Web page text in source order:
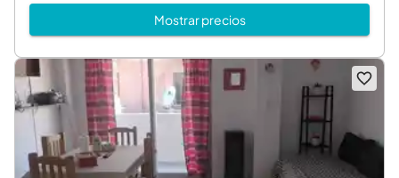
Mostrar precios